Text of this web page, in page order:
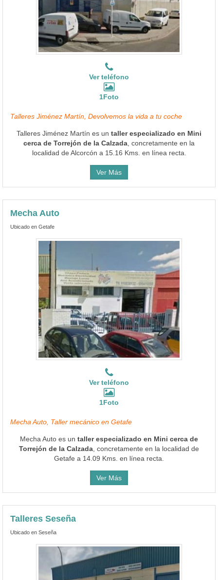
Ver teléfono
1Foto
Talleres Jiménez Martín, Devolvemos la vida a tu coche
Talleres Jiménez Martín es un taller especializado en Mini
cerca de Torrejón de la Calzada , concretamente en la
localidad de Alcorcón a 15.16 Kms. en línea recta.
Ver Más
Mecha Auto
Ubicado en Getafe
Ver teléfono
1Foto
Mecha Auto, Taller mecánico en Getafe
Mecha Auto es un taller especializado en Mini cerca de
Torrejón de la Calzada , concretamente en la localidad de
Getafe a 14.09 Kms. en línea recta.
Ver Más
Talleres Seseña
Ubicado en Seseña